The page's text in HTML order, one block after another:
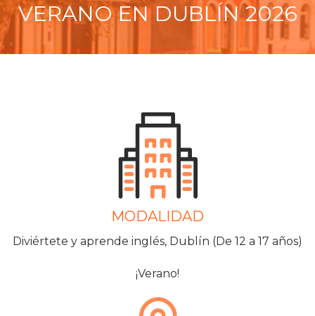
VERANO EN DUBLÍN 2026
MODALIDAD
Diviértete y aprende inglés, Dublín (De 12 a 17 años)
¡Verano!